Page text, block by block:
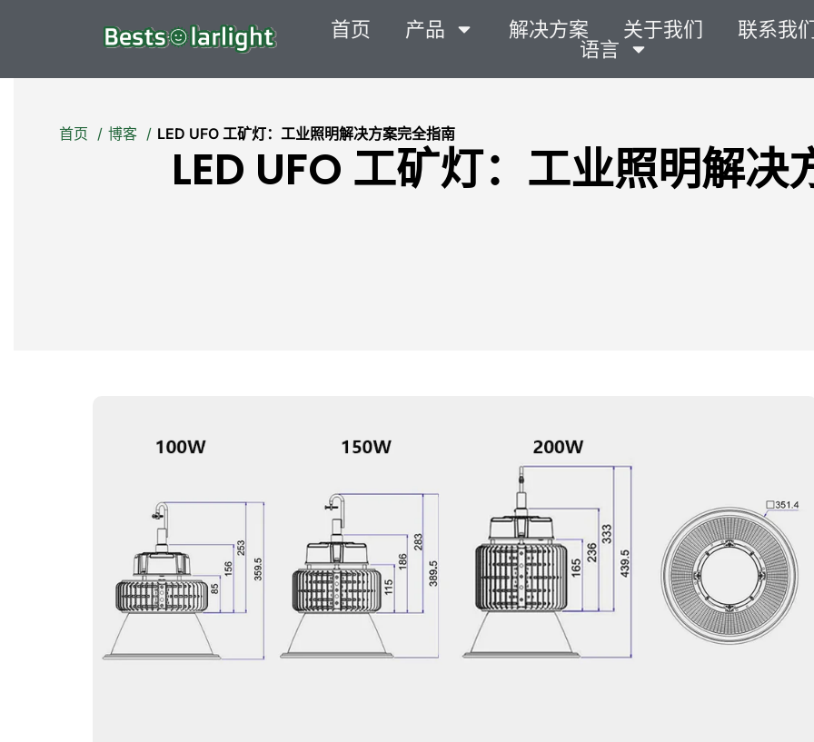
首页 产品 解决方案 关于我们
联系我
语言
首页 博客 LED UFO 工矿灯：工业照明解决方案完全指南
LED UFO 工矿灯：工业照明解决